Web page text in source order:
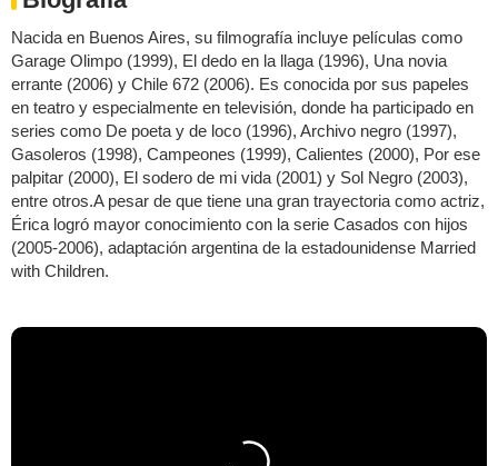
Nacida en Buenos Aires, su filmografía incluye películas como
Garage Olimpo (1999), El dedo en la llaga (1996), Una novia
errante (2006) y Chile 672 (2006). Es conocida por sus papeles
en teatro y especialmente en televisión, donde ha participado en
series como De poeta y de loco (1996), Archivo negro (1997),
Gasoleros (1998), Campeones (1999), Calientes (2000), Por ese
palpitar (2000), El sodero de mi vida (2001) y Sol Negro (2003),
entre otros.A pesar de que tiene una gran trayectoria como actriz,
Érica logró mayor conocimiento con la serie Casados con hijos
(2005-2006), adaptación argentina de la estadounidense Married
with Children.